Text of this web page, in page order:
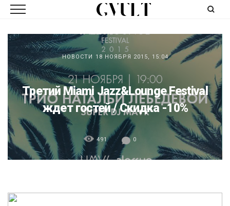
НОВОСТИ 18 НОЯБРЯ 2015, 15:04
Третий Miami Jazz&Lounge Festival
ждет гостей / Скидка -10%
491 0